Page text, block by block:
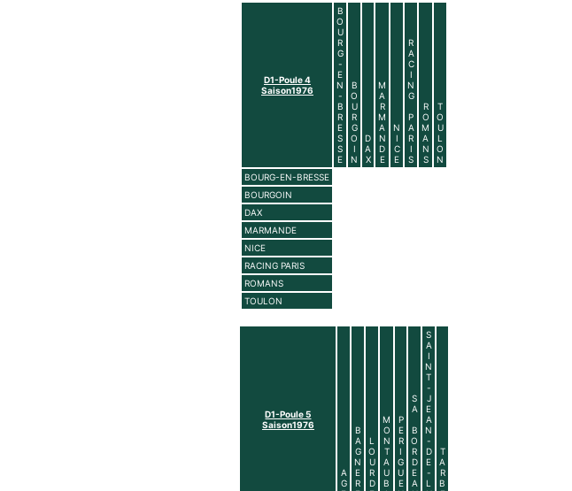
D1-Poule 4
Saison1976
B
O
U
R
G
-
E
N
-
B
R
E
S
S
E
B
O
U
R
G
O
I
N
D
A
X
M
A
R
M
A
N
D
E
N
I
C
E
R
A
C
I
N
G
P
A
R
I
S
R
O
M
A
N
S
T
O
U
L
O
N
BOURG-EN-BRESSE
BOURGOIN
DAX
MARMANDE
NICE
RACING PARIS
ROMANS
TOULON
D1-Poule 5
Saison1976
A
G
B
A
G
N
E
R
L
O
U
R
D
M
O
N
T
A
U
B
P
E
R
I
G
U
E
S
A
B
O
R
D
E
A
S
A
I
N
T
-
J
E
A
N
-
D
E
-
L
T
A
R
B